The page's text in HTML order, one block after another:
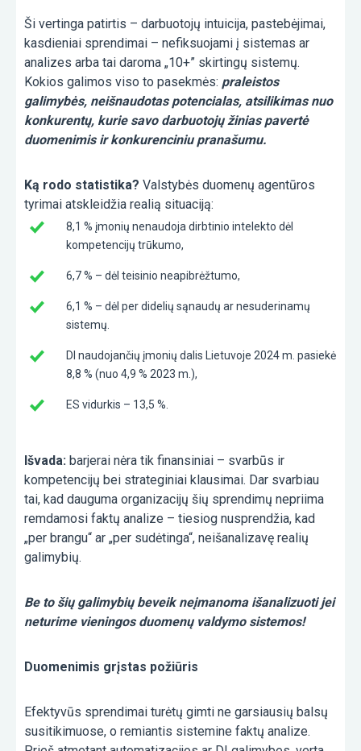
Ši vertinga patirtis – darbuotojų intuicija, pastebėjimai,
kasdieniai sprendimai – nefiksuojami į sistemas ar
analizes arba tai daroma „10+” skirtingų sistemų.
Kokios galimos viso to pasekmės: praleistos
galimybės, neišnaudotas potencialas, atsilikimas nuo
konkurentų, kurie savo darbuotojų žinias pavertė
duomenimis ir konkurenciniu pranašumu.
Ką rodo statistika? Valstybės duomenų agentūros
tyrimai atskleidžia realią situaciją:
8,1 % įmonių nenaudoja dirbtinio intelekto dėl
kompetencijų trūkumo,
6,7 % – dėl teisinio neapibrėžtumo,
6,1 % – dėl per didelių sąnaudų ar nesuderinamų
sistemų.
DI naudojančių įmonių dalis Lietuvoje 2024 m. pasiekė
8,8 % (nuo 4,9 % 2023 m.),
ES vidurkis – 13,5 %.
Išvada: barjerai nėra tik finansiniai – svarbūs ir
kompetencijų bei strateginiai klausimai. Dar svarbiau
tai, kad dauguma organizacijų šių sprendimų nepriima
remdamosi faktų analize – tiesiog nusprendžia, kad
„per brangu“ ar „per sudėtinga“, neišanalizavę realių
galimybių.
Be to šių galimybių beveik neįmanoma išanalizuoti jei
neturime vieningos duomenų valdymo sistemos!
Duomenimis grįstas požiūris
Efektyvūs sprendimai turėtų gimti ne garsiausių balsų
susitikimuose, o remiantis sistemine faktų analize.